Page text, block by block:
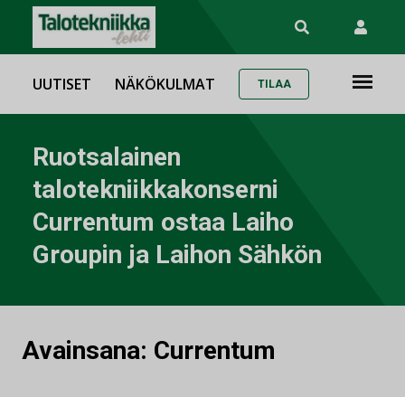
UUTISET NÄKÖKULMAT TILAA
Ruotsalainen
talotekniikkakonserni
Currentum ostaa Laiho
Groupin ja Laihon Sähkön
Avainsana: Currentum